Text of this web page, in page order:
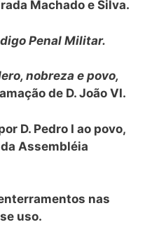
Machado e Silva.
Penal Militar.
nobreza e povo,
de D. João VI.
D. Pedro I ao povo,
Assembléia
nas
uso.